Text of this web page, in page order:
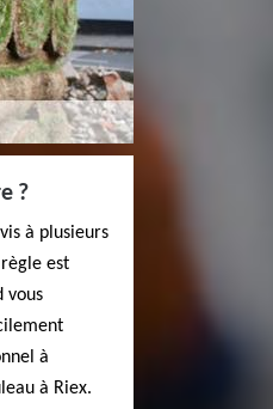
?
à plusieurs
est
vous
à
à Riex.